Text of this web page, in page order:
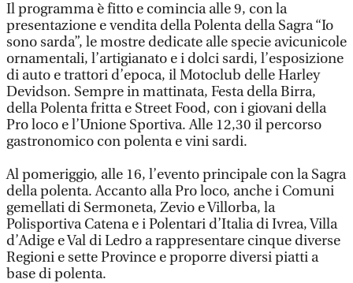
Il programma è fitto e comincia alle 9, con la
presentazione e vendita della Polenta della Sagra “Io
sono sarda”, le mostre dedicate alle specie avicunicole
ornamentali, l’artigianato e i dolci sardi, l’esposizione
di auto e trattori d’epoca, il Motoclub delle Harley
Devidson. Sempre in mattinata, Festa della Birra,
della Polenta fritta e Street Food, con i giovani della
Pro loco e l’Unione Sportiva. Alle 12,30 il percorso
gastronomico con polenta e vini sardi.
Al pomeriggio, alle 16, l’evento principale con la Sagra
della polenta. Accanto alla Pro loco, anche i Comuni
gemellati di Sermoneta, Zevio e Villorba, la
Polisportiva Catena e i Polentari d’Italia di Ivrea, Villa
d’Adige e Val di Ledro a rappresentare cinque diverse
Regioni e sette Province e proporre diversi piatti a
base di polenta.